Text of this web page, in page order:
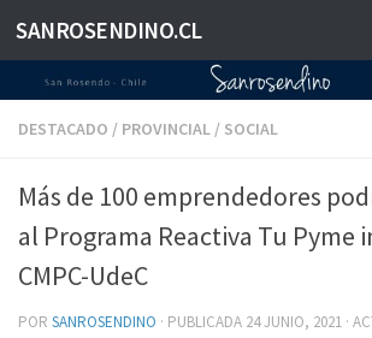
Saltar al contenido
SANROSENDINO.CL
DESTACADO / PROVINCIAL / SOCIAL
Más de 100 emprendedores
al Programa Reactiva Tu Pyme
CMPC-UdeC
POR SANROSENDINO · PUBLICADA 24 JUNIO, 2021 ·